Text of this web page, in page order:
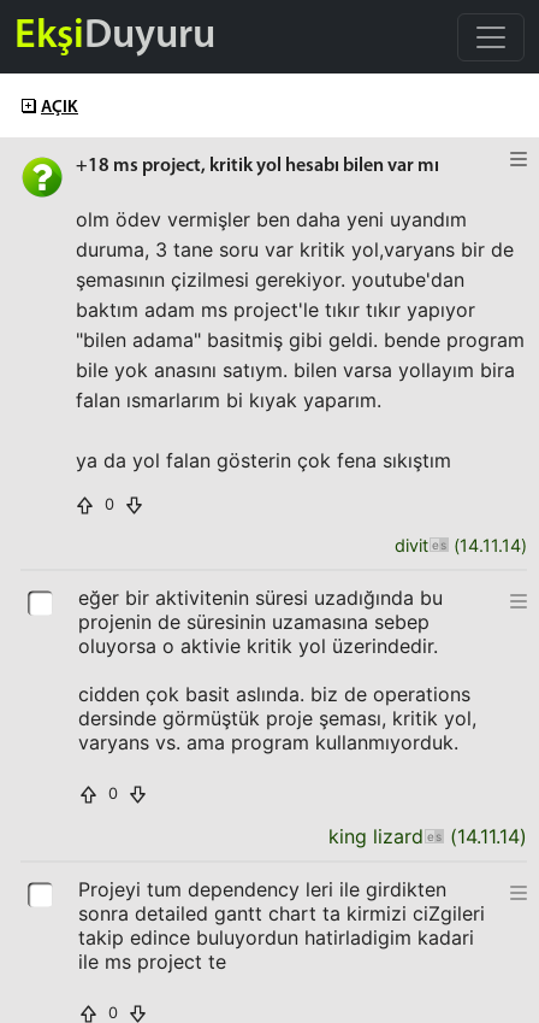
EkşiDuyuru
AÇIK
+18 ms project, kritik yol hesabı bilen var mı
olm ödev vermişler ben daha yeni uyandım
duruma, 3 tane soru var kritik yol,varyans bir de
şemasının çizilmesi gerekiyor. youtube'dan
baktım adam ms project'le tıkır tıkır yapıyor
"bilen adama" basitmiş gibi geldi. bende program
bile yok anasını satıym. bilen varsa yollayım bira
falan ısmarlarım bi kıyak yaparım.
ya da yol falan gösterin çok fena sıkıştım
0
divit (14.11.14)
eğer bir aktivitenin süresi uzadığında bu
projenin de süresinin uzamasına sebep
oluyorsa o aktivie kritik yol üzerindedir.
cidden çok basit aslında. biz de operations
dersinde görmüştük proje şeması, kritik yol,
varyans vs. ama program kullanmıyorduk.
0
king lizard (14.11.14)
Projeyi tum dependency leri ile girdikten
sonra detailed gantt chart ta kirmizi ciZgileri
takip edince buluyordun hatirladigim kadari
ile ms project te
0